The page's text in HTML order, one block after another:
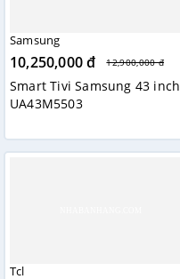
Samsung
10,250,000 đ 12,900,000 đ
Smart Tivi Samsung 43 inch
UA43M5503
Tcl